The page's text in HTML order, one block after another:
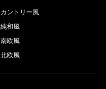
カントリー風
純和風
南欧風
北欧風